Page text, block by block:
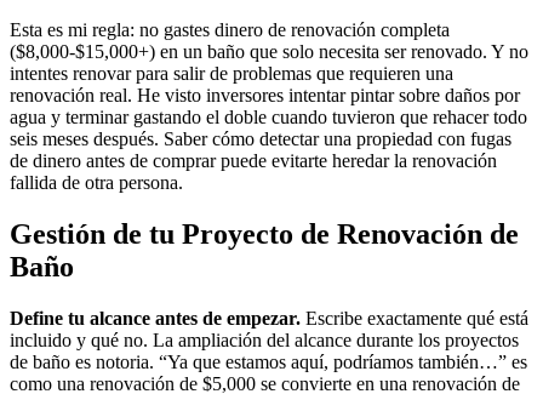
Esta es mi regla: no gastes dinero de renovación completa
($8,000-$15,000+) en un baño que solo necesita ser renovado. Y no
intentes renovar para salir de problemas que requieren una
renovación real. He visto inversores intentar pintar sobre daños por
agua y terminar gastando el doble cuando tuvieron que rehacer todo
seis meses después. Saber cómo detectar una propiedad con fugas
de dinero antes de comprar puede evitarte heredar la renovación
fallida de otra persona.
Gestión de tu Proyecto de Renovación de
Baño
Define tu alcance antes de empezar. Escribe exactamente qué está
incluido y qué no. La ampliación del alcance durante los proyectos
de baño es notoria. “Ya que estamos aquí, podríamos también…” es
como una renovación de $5,000 se convierte en una renovación de